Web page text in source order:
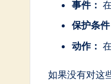
事件：
保护条件
动作：
如果没有对这